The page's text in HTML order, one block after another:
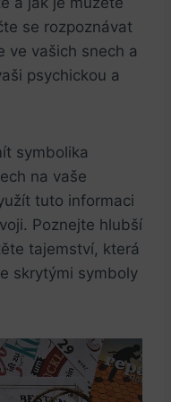
se rozpoznávat
ve vašich snech a
psychickou a
symbolika
na vaše⁤
‌tuto‍ informaci
Poznejte hlubší
⁣tajemství, která
skrytými symboly